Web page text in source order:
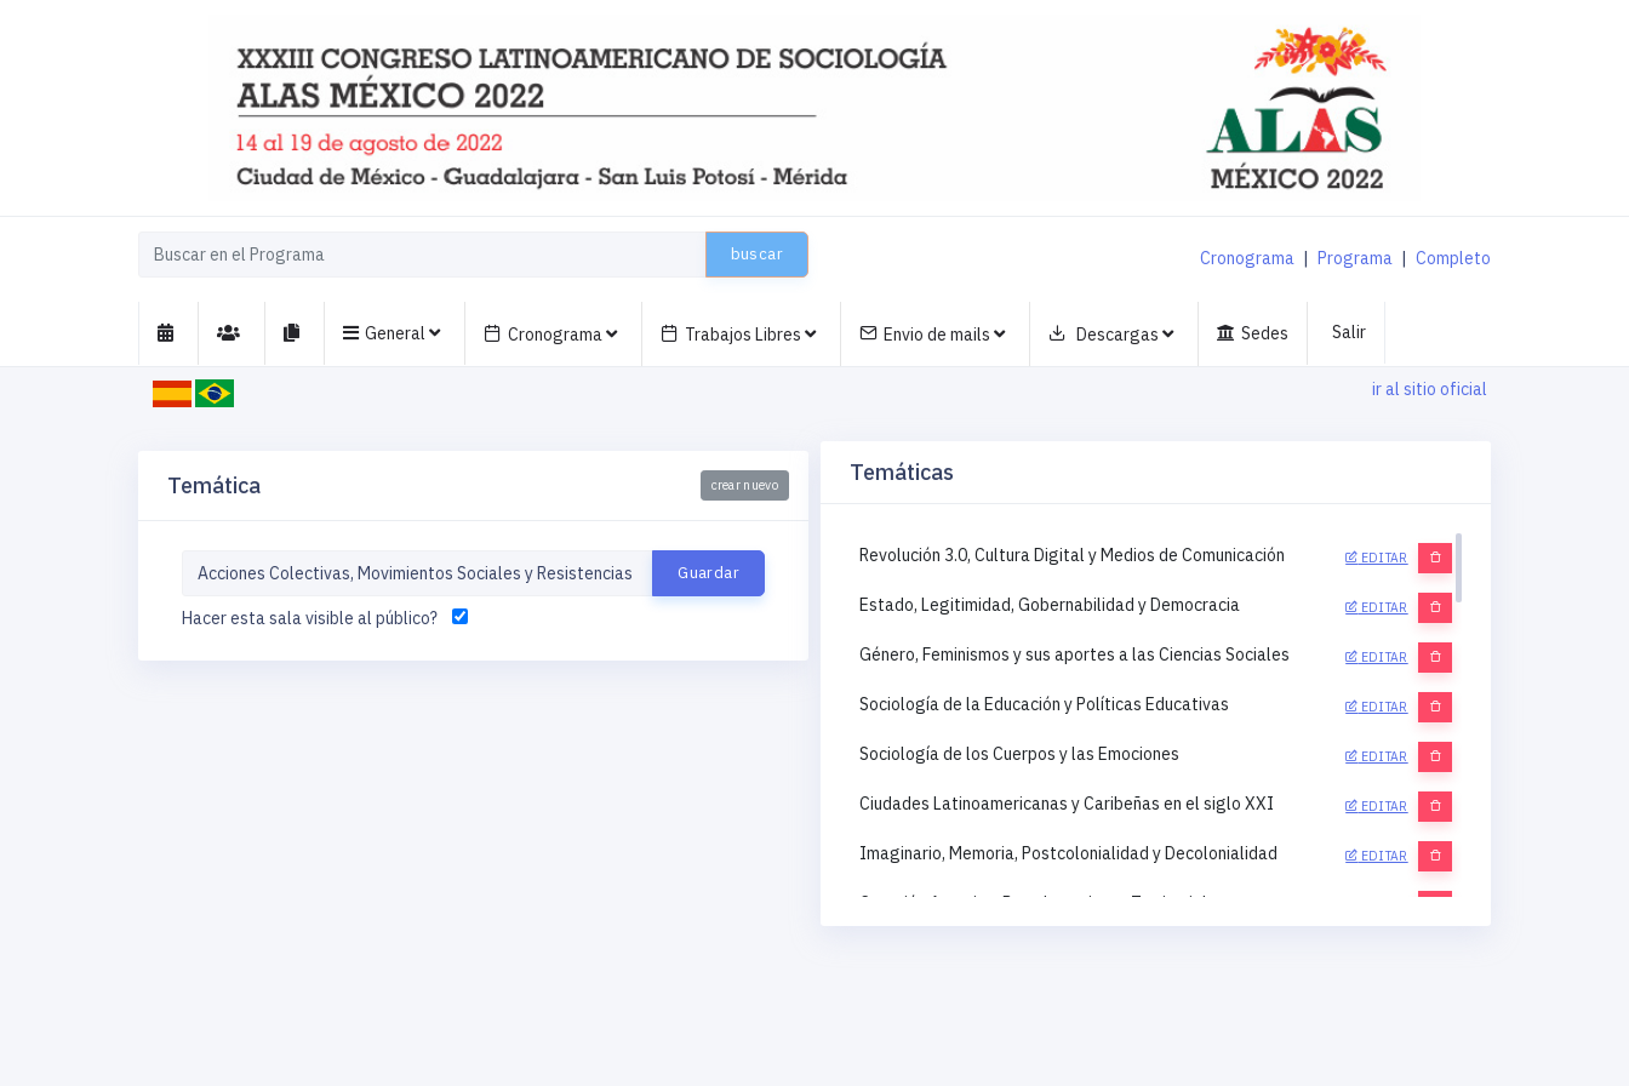
buscar Cronograma | Programa | Completo
General Cronograma Trabajos Libres Envio de mails Descargas Sedes Salir
ir al sitio oficial
Temática crear nuevo
Hacer esta sala visible al público?
Temáticas
Revolución 3.0, Cultura Digital y Medios de Comunicación EDITAR
Estado, Legitimidad, Gobernabilidad y Democracia EDITAR
Género, Feminismos y sus aportes a las Ciencias Sociales EDITAR
Sociología de la Educación y Políticas Educativas EDITAR
Sociología de los Cuerpos y las Emociones EDITAR
Ciudades Latinoamericanas y Caribeñas en el siglo XXI EDITAR
Imaginario, Memoria, Postcolonialidad y Decolonialidad EDITAR
Cuestión Agraria y Reordenamiento Territorial